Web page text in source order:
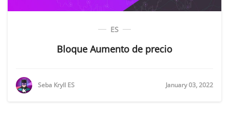
ES
Bloque Aumento de precio
Seba Kryll ES January 03, 2022